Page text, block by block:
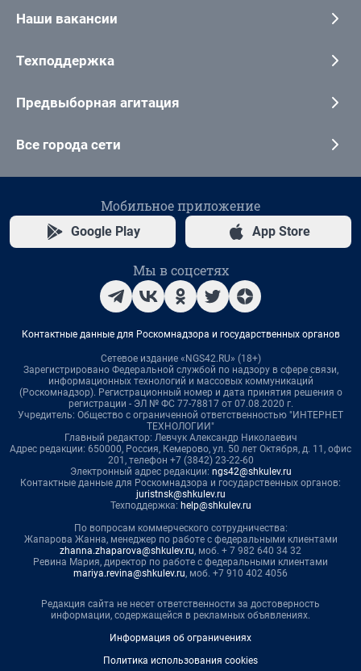
Наши вакансии
Техподдержка
Предвыборная агитация
Все города сети
Мобильное приложение
Google Play App Store
Мы в соцсетях
Контактные данные для Роскомнадзора и государственных органов
Сетевое издание «NGS42.RU» (18+)
Зарегистрировано Федеральной службой по надзору в сфере связи,
информационных технологий и массовых коммуникаций
(Роскомнадзор). Регистрационный номер и дата принятия решения о
регистрации - ЭЛ № ФС 77-78817 от 07.08.2020 г.
Учредитель: Общество с ограниченной ответственностью "ИНТЕРНЕТ
ТЕХНОЛОГИИ"
Главный редактор: Левчук Александр Николаевич
Адрес редакции: 650000, Россия, Кемерово, ул. 50 лет Октября, д. 11, офис
201, телефон +7 (3842) 23-22-60
Электронный адрес редакции: ngs42@shkulev.ru
Контактные данные для Роскомнадзора и государственных органов:
juristnsk@shkulev.ru
Техподдержка: help@shkulev.ru
По вопросам коммерческого сотрудничества:
Жапарова Жанна, менеджер по работе с федеральными клиентами
zhanna.zhaparova@shkulev.ru, моб. + 7 982 640 34 32
Ревина Мария, директор по работе с федеральными клиентами
mariya.revina@shkulev.ru, моб. +7 910 402 4056
Редакция сайта не несет ответственности за достоверность
информации, содержащейся в рекламных объявлениях.
Информация об ограничениях
Политика использования cookies